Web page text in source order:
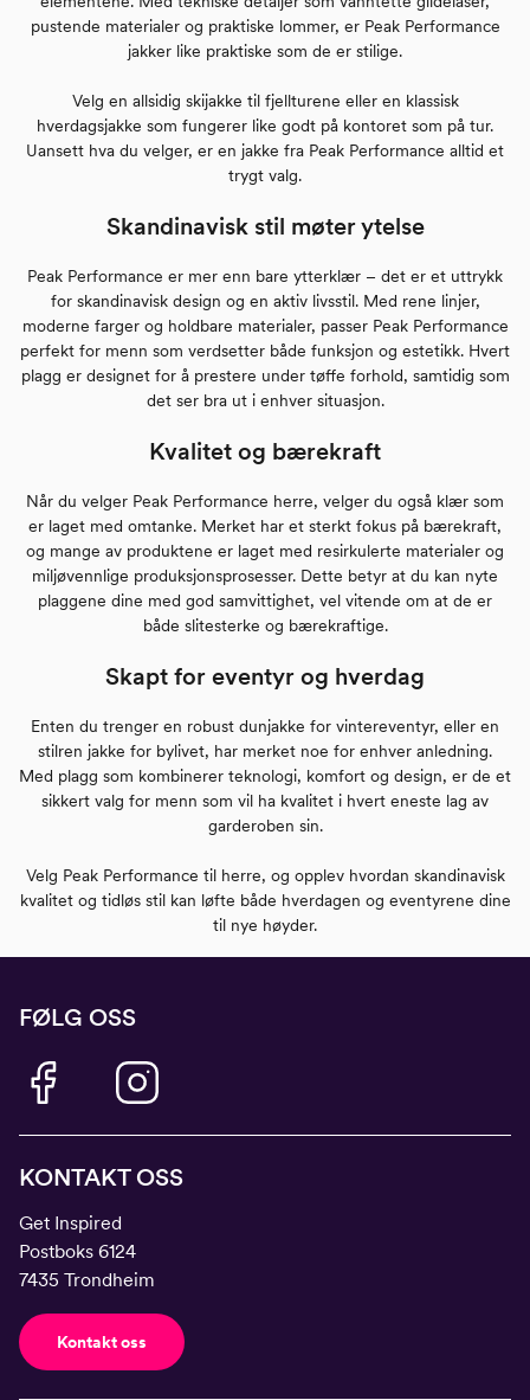
pustende materialer og praktiske lommer, er Peak Performance
jakker like praktiske som de er stilige.
Velg en allsidig skijakke til fjellturene eller en klassisk
hverdagsjakke som fungerer like godt på kontoret som på tur.
Uansett hva du velger, er en jakke fra Peak Performance alltid et
trygt valg.
Skandinavisk stil møter ytelse
Peak Performance er mer enn bare ytterklær – det er et uttrykk
for skandinavisk design og en aktiv livsstil. Med rene linjer,
moderne farger og holdbare materialer, passer Peak Performance
perfekt for menn som verdsetter både funksjon og estetikk. Hvert
plagg er designet for å prestere under tøffe forhold, samtidig som
det ser bra ut i enhver situasjon.
Kvalitet og bærekraft
Når du velger Peak Performance herre, velger du også klær som
er laget med omtanke. Merket har et sterkt fokus på bærekraft,
og mange av produktene er laget med resirkulerte materialer og
miljøvennlige produksjonsprosesser. Dette betyr at du kan nyte
plaggene dine med god samvittighet, vel vitende om at de er
både slitesterke og bærekraftige.
Skapt for eventyr og hverdag
Enten du trenger en robust dunjakke for vintereventyr, eller en
stilren jakke for bylivet, har merket noe for enhver anledning.
Med plagg som kombinerer teknologi, komfort og design, er de et
sikkert valg for menn som vil ha kvalitet i hvert eneste lag av
garderoben sin.
Velg Peak Performance til herre, og opplev hvordan skandinavisk
kvalitet og tidløs stil kan løfte både hverdagen og eventyrene dine
til nye høyder.
FØLG OSS
KONTAKT OSS
Get Inspired
Postboks 6124
7435 Trondheim
Kontakt oss